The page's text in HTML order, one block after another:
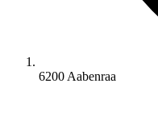
6200 Aabenraa